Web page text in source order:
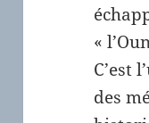
«
C’est
des